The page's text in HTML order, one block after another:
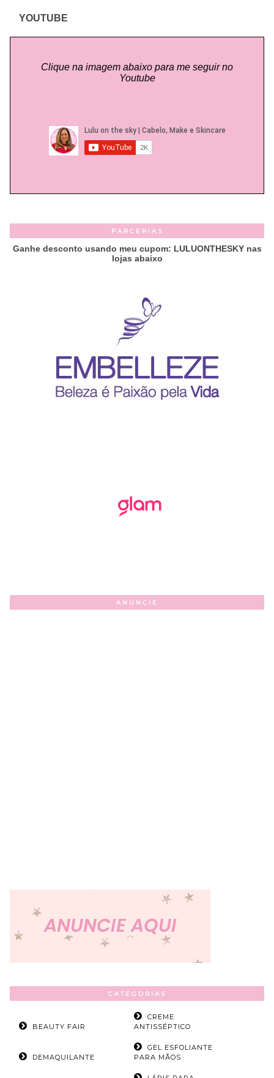
YOUTUBE
Clique na imagem abaixo para me seguir no
Youtube
PARCERIAS
Ganhe desconto usando meu cupom: LULUONTHESKY nas
lojas abaixo
ANUNCIE
CATEGORIAS
BEAUTY FAIR
CREME
ANTISSÉPTICO
DEMAQUILANTE
GEL ESFOLIANTE
PARA MÃOS